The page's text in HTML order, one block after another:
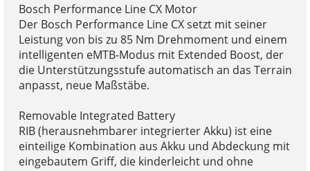
Bosch Performance Line CX Motor
Der Bosch Performance Line CX setzt mit seiner
Leistung von bis zu 85 Nm Drehmoment und einem
intelligenten eMTB-Modus mit Extended Boost, der
die Unterstützungsstufe automatisch an das Terrain
anpasst, neue Maßstäbe.
Removable Integrated Battery
RIB (herausnehmbarer integrierter Akku) ist eine
einteilige Kombination aus Akku und Abdeckung mit
eingebautem Griff, die kinderleicht und ohne